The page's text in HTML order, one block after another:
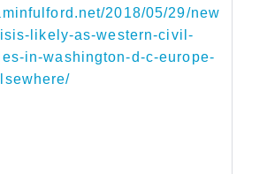
2018/05/29/new
likely-as-western-civil-
in-washington-d-c-europe-